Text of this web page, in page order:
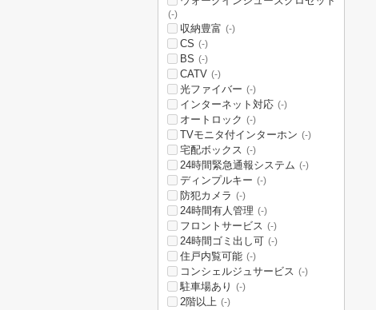
(-)
収納豊富 (-)
CS (-)
BS (-)
CATV (-)
光ファイバー (-)
インターネット対応 (-)
オートロック (-)
TVモニタ付インターホン (-)
宅配ボックス (-)
24時間緊急通報システム (-)
ディンプルキー (-)
防犯カメラ (-)
24時間有人管理 (-)
フロントサービス (-)
24時間ゴミ出し可 (-)
住戸内覧可能 (-)
コンシェルジュサービス (-)
駐車場あり (-)
2階以上 (-)